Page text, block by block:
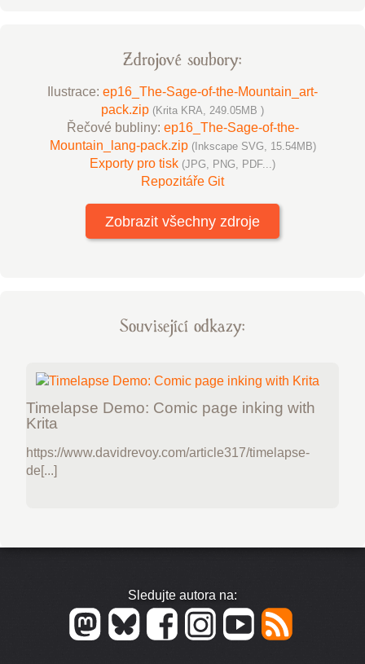
Zdrojové soubory:
Ilustrace: ep16_The-Sage-of-the-Mountain_art-
pack.zip (Krita KRA, 249.05MB )
Řečové bubliny: ep16_The-Sage-of-the-
Mountain_lang-pack.zip (Inkscape SVG, 15.54MB)
Exporty pro tisk (JPG, PNG, PDF...)
Repozitáře Git
Zobrazit všechny zdroje
Související odkazy:
Timelapse Demo: Comic page inking with
Krita
https://www.davidrevoy.com/article317/timelapse-
de[...]
Sledujte autora na: